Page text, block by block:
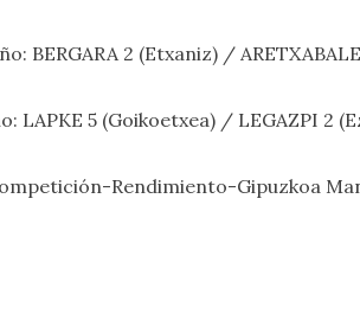
BERGARA 2 (Etxaniz) /
LAPKE 5 (Goikoetxea) / LEGAZPI 2
Rendimiento-Gipuzkoa